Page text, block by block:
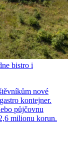
bistro i
nové
kontejner.
půjčovnu
milionu korun.